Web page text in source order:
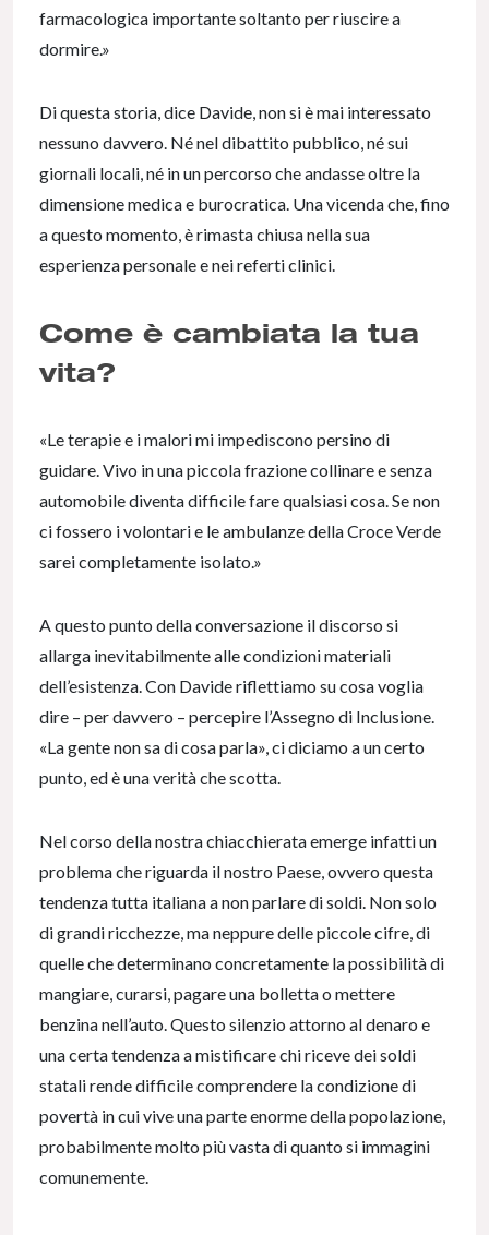
farmacologica importante soltanto per riuscire a
dormire.»
Di questa storia, dice Davide, non si è mai interessato
nessuno davvero. Né nel dibattito pubblico, né sui
giornali locali, né in un percorso che andasse oltre la
dimensione medica e burocratica. Una vicenda che, fino
a questo momento, è rimasta chiusa nella sua
esperienza personale e nei referti clinici.
Come è cambiata la tua
vita?
«Le terapie e i malori mi impediscono persino di
guidare. Vivo in una piccola frazione collinare e senza
automobile diventa difficile fare qualsiasi cosa. Se non
ci fossero i volontari e le ambulanze della Croce Verde
sarei completamente isolato.»
A questo punto della conversazione il discorso si
allarga inevitabilmente alle condizioni materiali
dell’esistenza. Con Davide riflettiamo su cosa voglia
dire – per davvero – percepire l’Assegno di Inclusione.
«La gente non sa di cosa parla», ci diciamo a un certo
punto, ed è una verità che scotta.
Nel corso della nostra chiacchierata emerge infatti un
problema che riguarda il nostro Paese, ovvero questa
tendenza tutta italiana a non parlare di soldi. Non solo
di grandi ricchezze, ma neppure delle piccole cifre, di
quelle che determinano concretamente la possibilità di
mangiare, curarsi, pagare una bolletta o mettere
benzina nell’auto. Questo silenzio attorno al denaro e
una certa tendenza a mistificare chi riceve dei soldi
statali rende difficile comprendere la condizione di
povertà in cui vive una parte enorme della popolazione,
probabilmente molto più vasta di quanto si immagini
comunemente.